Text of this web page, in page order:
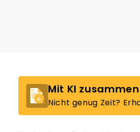
Mit KI
Nicht genug Zeit?